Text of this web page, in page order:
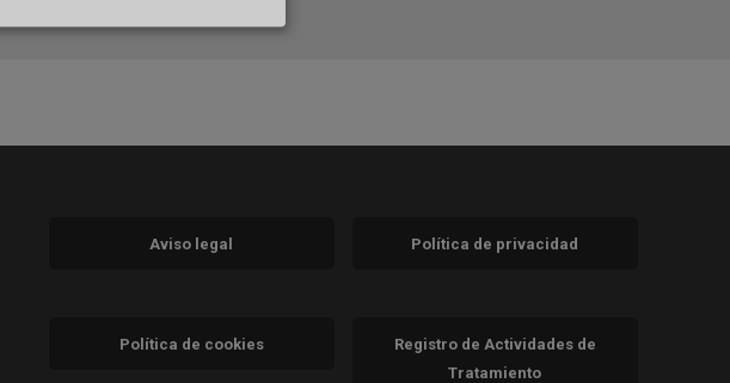
nueva)nueva)
(abre en ventana nueva)
(abre en ventana nueva)
nueva)nueva)
(abre en ventana nueva)
Aviso legal Política de privacidad
Política de cookies
Registro de Actividades de
Tratamiento